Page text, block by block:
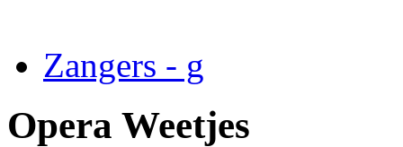
Zangers - g
Opera Weetjes